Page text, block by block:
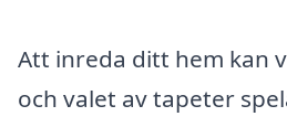
Att inreda ditt hem kan
och valet av tapeter